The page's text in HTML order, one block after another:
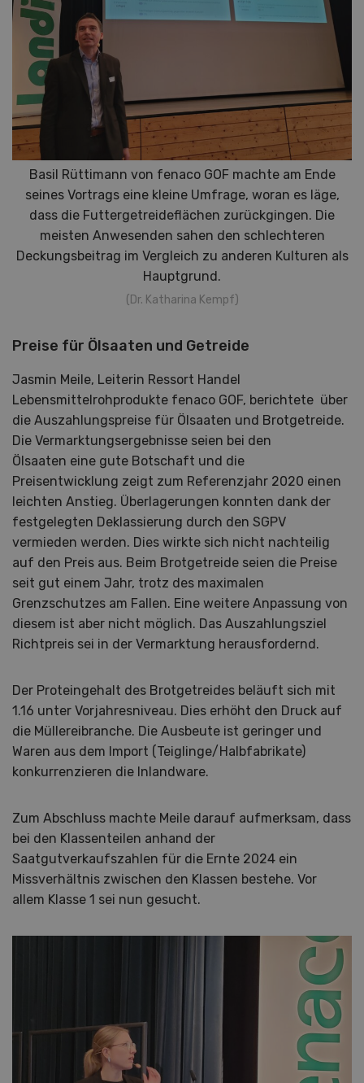
Basil Rüttimann von fenaco GOF machte am Ende
seines Vortrags eine kleine Umfrage, woran es läge,
dass die Futtergetreideflächen zurückgingen. Die
meisten Anwesenden sahen den schlechteren
Deckungsbeitrag im Vergleich zu anderen Kulturen als
Hauptgrund.
(Dr. Katharina Kempf)
Preise für Ölsaaten und Getreide
Jasmin Meile, Leiterin Ressort Handel
Lebensmittelrohprodukte fenaco GOF, berichtete über
die Auszahlungspreise für Ölsaaten und Brotgetreide.
Die Vermarktungsergebnisse seien bei den
Ölsaaten eine gute Botschaft und die
Preisentwicklung zeigt zum Referenzjahr 2020 einen
leichten Anstieg. Überlagerungen konnten dank der
festgelegten Deklassierung durch den SGPV
vermieden werden. Dies wirkte sich nicht nachteilig
auf den Preis aus. Beim Brotgetreide seien die Preise
seit gut einem Jahr, trotz des maximalen
Grenzschutzes am Fallen. Eine weitere Anpassung von
diesem ist aber nicht möglich. Das Auszahlungsziel
Richtpreis sei in der Vermarktung herausfordernd.
Der Proteingehalt des Brotgetreides beläuft sich mit
1.16 unter Vorjahresniveau. Dies erhöht den Druck auf
die Müllereibranche. Die Ausbeute ist geringer und
Waren aus dem Import (Teiglinge/Halbfabrikate)
konkurrenzieren die Inlandware.
Zum Abschluss machte Meile darauf aufmerksam, dass
bei den Klassenteilen anhand der
Saatgutverkaufszahlen für die Ernte 2024 ein
Missverhältnis zwischen den Klassen bestehe. Vor
allem Klasse 1 sei nun gesucht.